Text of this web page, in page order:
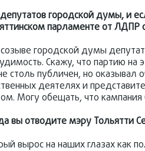
городской думы, и
парламенте от
городской думы
Скажу, что партию
столь публичен, но
деятелях и
Могу обещать, что кампания
вы отводите мэру Тольятти
вырос на наших глазах как